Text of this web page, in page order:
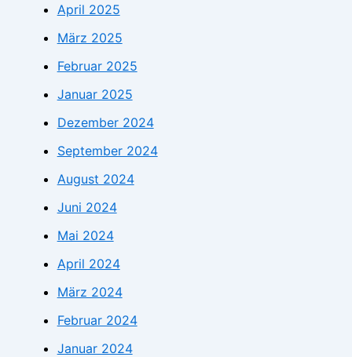
April 2025
März 2025
Februar 2025
Januar 2025
Dezember 2024
September 2024
August 2024
Juni 2024
Mai 2024
April 2024
März 2024
Februar 2024
Januar 2024